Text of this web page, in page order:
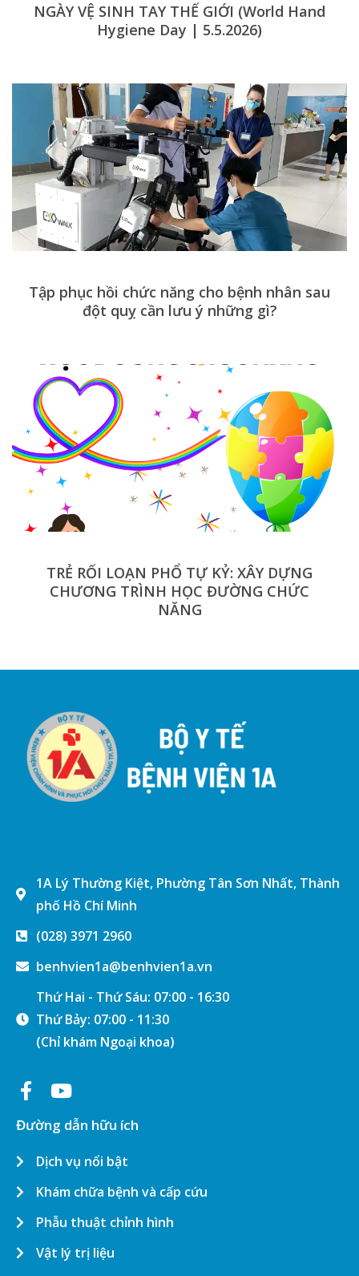
NGÀY VỆ SINH TAY THẾ GIỚI (World Hand
Hygiene Day | 5.5.2026)
Tập phục hồi chức năng cho bệnh nhân sau
đột quỵ cần lưu ý những gì?
TRẺ RỐI LOẠN PHỔ TỰ KỶ: XÂY DỰNG
CHƯƠNG TRÌNH HỌC ĐƯỜNG CHỨC
NĂNG
1A Lý Thường Kiệt, Phường Tân Sơn Nhất, Thành
phố Hồ Chí Minh
(028) 3971 2960
benhvien1a@benhvien1a.vn
Thứ Hai - Thứ Sáu: 07:00 - 16:30
Thứ Bảy: 07:00 - 11:30
(Chỉ khám Ngoại khoa)
Đường dẫn hữu ích
Dịch vụ nổi bật
Khám chữa bệnh và cấp cứu
Phẫu thuật chỉnh hình
Vật lý trị liệu